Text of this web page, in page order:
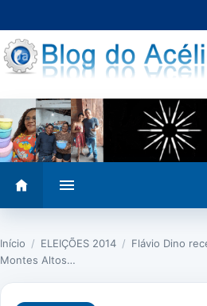
para
o
conteúdo
menu
Início / ELEIÇÕES 2014 / Flávio Dino
Montes Altos…